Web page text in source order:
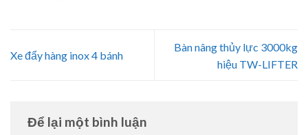
Xe đẩy hàng inox 4 bánh
Bàn nâng thủy lực 3000kg
hiệu TW-LIFTER
Để lại một bình luận